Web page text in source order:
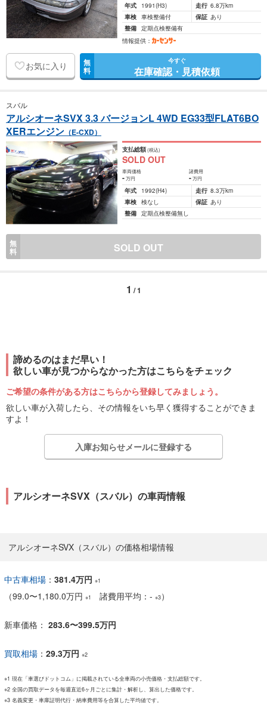
年式 1991(H3) 走行 6.8万km
車検 車検整備付 保証 あり
整備 定期点検整備有
情報提供：
お気に入り 無
料
今すぐ
在庫確認・見積依頼
スバル
アルシオーネSVX 3.3 バージョンL 4WD EG33型FLAT6BO
XERエンジン （E-CXD）
支払総額(税込)
SOLD OUT
車両価格
-万円
諸費用
- 万円
年式 1992(H4) 走行 8.3万km
車検 検なし 保証 あり
整備 定期点検整備無し
無
料 SOLD OUT
1 / 1
諦めるのはまだ早い！
欲しい車が見つからなかった方はこちらをチェック
ご希望の条件がある方はこちらから登録してみましょう。
欲しい車が入荷したら、その情報をいち早く獲得することができま
すよ！
入庫お知らせメールに登録する
アルシオーネSVX（スバル）の車両情報
アルシオーネSVX（スバル）の価格相場情報
中古車相場 ： 381.4万円 ※1
（99.0〜1,180.0万円 ※1 諸費用平均：- ※3）
新車価格： 283.6〜399.5万円
買取相場 ： 29.3万円 ※2
※1 現在「車選びドットコム」に掲載されている全車両の小売価格・支払総額です。
※2 全国の買取データを毎週直近6ヶ月ごとに集計・解析し、算出した価格です。
※3 名義変更・車庫証明代行・納車費用等を合算した平均値です。